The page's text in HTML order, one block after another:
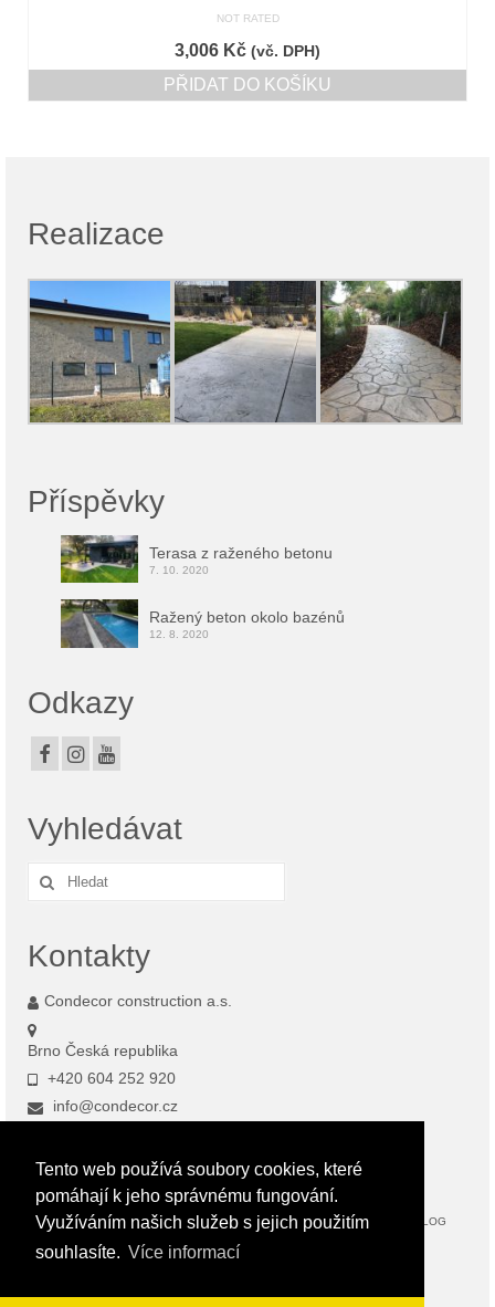
Tento web používá soubory cookies, které
pomáhají k jeho správnému fungování.
Využíváním našich služeb s jejich použitím
souhlasíte. Více informací
NOT RATED
3,006 Kč (vč. DPH)
PŘIDAT DO KOŠÍKU
Realizace
Příspěvky
Terasa z raženého betonu
7. 10. 2020
Ražený beton okolo bazénů
12. 8. 2020
Odkazy
Vyhledávat
Search
for:
Kontakty
Condecor construction a.s.
Brno Česká republika
+420 604 252 920
info@condecor.cz
Užitečné informace
RAŽENÁ OMÍTKA
Ražená omítka – Použité výrobky
RAŽENÝ BETON
Ražený beton – Použité výrobky
ŠKOLENÍ FOTOGALERIE BLOG